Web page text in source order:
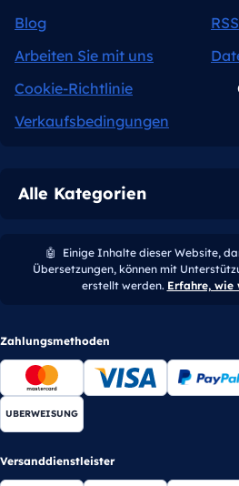
Blog
Arbeiten Sie mit uns
Cookie-Richtlinie
Verkaufsbedingungen
Alle Kategorien
🤖
Einige Inhalte dieser Website,
Übersetzungen, können mit
erstellt werden. Erfahre, wie
Zahlungsmethoden
UBERWEISUNG
Versanddienstleister